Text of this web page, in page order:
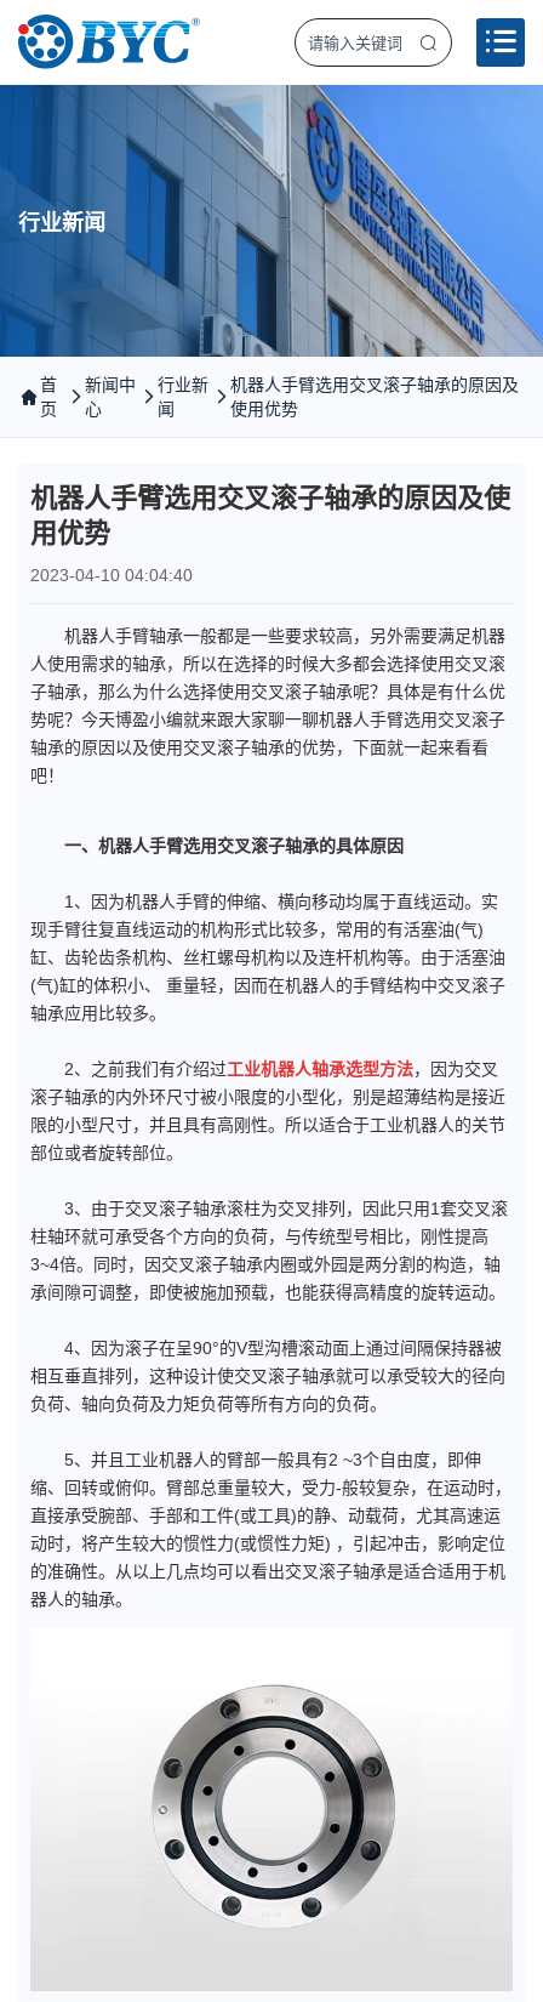
行业新闻
首
页
新闻中
心
行业新
闻
机器人手臂选用交叉滚子轴承的原因及
使用优势
机器人手臂选用交叉滚子轴承的原因及使
用优势
2023-04-10 04:04:40
机器人手臂轴承一般都是一些要求较高，另外需要满足机器
人使用需求的轴承，所以在选择的时候大多都会选择使用交叉滚
子轴承，那么为什么选择使用交叉滚子轴承呢？具体是有什么优
势呢？今天博盈小编就来跟大家聊一聊机器人手臂选用交叉滚子
轴承的原因以及使用交叉滚子轴承的优势，下面就一起来看看
吧！
一、机器人手臂选用交叉滚子轴承的具体原因
1、因为机器人手臂的伸缩、横向移动均属于直线运动。实
现手臂往复直线运动的机构形式比较多，常用的有活塞油(气)
缸、齿轮齿条机构、丝杠螺母机构以及连杆机构等。由于活塞油
(气)缸的体积小、 重量轻，因而在机器人的手臂结构中交叉滚子
轴承应用比较多。
2、之前我们有介绍过工业机器人轴承选型方法，因为交叉
滚子轴承的内外环尺寸被小限度的小型化，别是超薄结构是接近
限的小型尺寸，并且具有高刚性。所以适合于工业机器人的关节
部位或者旋转部位。
3、由于交叉滚子轴承滚柱为交叉排列，因此只用1套交叉滚
柱轴环就可承受各个方向的负荷，与传统型号相比，刚性提高
3~4倍。同时，因交叉滚子轴承内圈或外园是两分割的构造，轴
承间隙可调整，即使被施加预载，也能获得高精度的旋转运动。
4、因为滚子在呈90°的V型沟槽滚动面上通过间隔保持器被
相互垂直排列，这种设计使交叉滚子轴承就可以承受较大的径向
负荷、轴向负荷及力矩负荷等所有方向的负荷。
5、并且工业机器人的臂部一般具有2 ~3个自由度，即伸
缩、回转或俯仰。臂部总重量较大，受力-般较复杂，在运动时，
直接承受腕部、手部和工件(或工具)的静、动载荷，尤其高速运
动时，将产生较大的惯性力(或惯性力矩) ，引起冲击，影响定位
的准确性。从以上几点均可以看出交叉滚子轴承是适合适用于机
器人的轴承。